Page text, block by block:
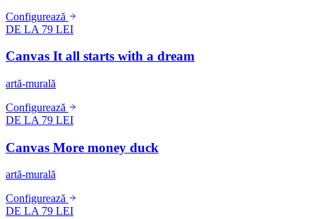
Configurează
DE LA 79 LEI
Canvas It all starts with a dream
artă-murală
Configurează
DE LA 79 LEI
Canvas More money duck
artă-murală
Configurează
DE LA 79 LEI